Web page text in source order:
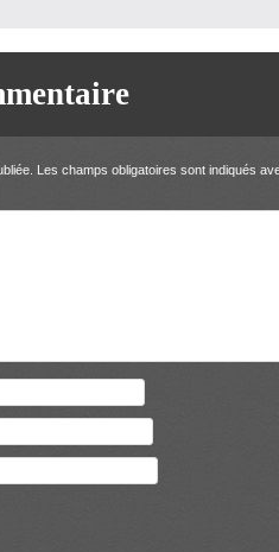
Les champs obligatoires sont indiqués